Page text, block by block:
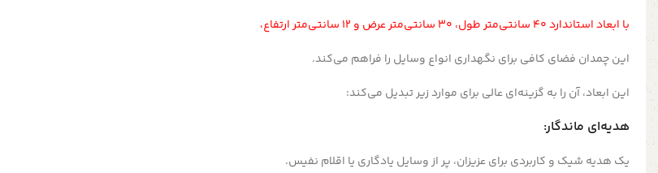
با ابعاد استاندارد ۴۰ سانتی‌متر طول، ۳۰ سانتی‌متر عرض و ۱۲ سانتی‌متر ارتفاع،
این چمدان فضای کافی برای نگهداری انواع وسایل را فراهم می‌کند.
این ابعاد، آن را به گزینه‌ای عالی برای موارد زیر تبدیل می‌کند:
هدیه‌ای ماندگار:
یک هدیه شیک و کاربردی برای عزیزان، پر از وسایل یادگاری یا اقلام نفیس.